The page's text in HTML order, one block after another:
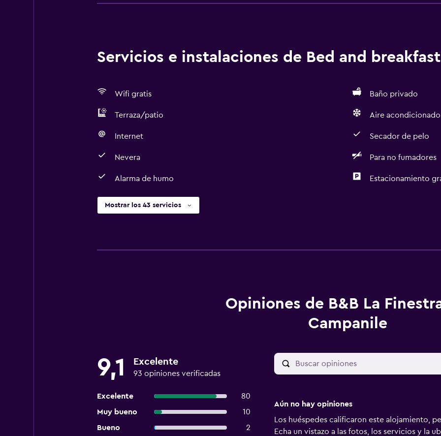
Servicios e instalaciones de Bed and breakfast
Wifi gratis Baño privado
Terraza/patio Aire acondicionado
Internet Secador de pelo
Nevera Para no fumadores
Alarma de humo Estacionamiento
Mostrar los 43 servicios
Opiniones de B&B La
Campanile
9,1 Excelente
93 opiniones verificadas
Excelente
80
Muy bueno
10
Bueno
2
Aún no hay opiniones
Los huéspedes calificaron este alojamiento,
Echa un vistazo a las fotos, los servicios y la